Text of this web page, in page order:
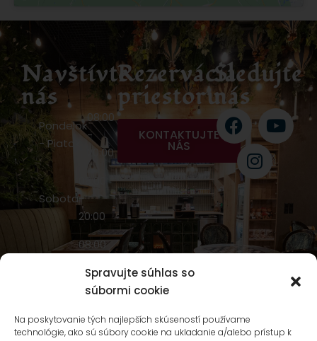
Spravujte súhlas so
súbormi cookie
Na poskytovanie tých najlepších skúseností používame
technológie, ako sú súbory cookie na ukladanie a/alebo prístup k
Navštívte
nás
Pondelok
- Piatok
08:00
-
20:00
Sobota
08:00
-
20:00
08:00
20:00
CENTRUM
Rezervácia
priestoru
KONTAKTUJTE
NÁS
Sledujte
nás